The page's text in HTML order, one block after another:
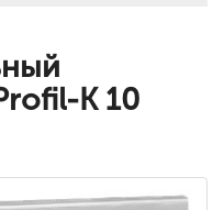
K 10